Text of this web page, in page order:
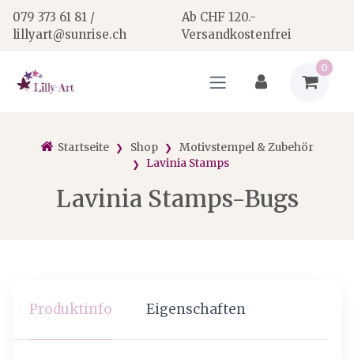
079 373 61 81 /
lillyart@sunrise.ch
Ab CHF 120.-
Versandkostenfrei
0
Startseite Shop
Motivstempel & Zubehör
Lavinia Stamps
Lavinia Stamps-Bugs
Produktinfo Eigenschaften